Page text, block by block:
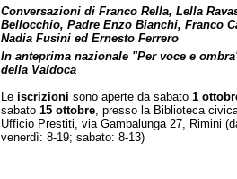
Conversazioni di Franco Rella, Lella
Bellocchio, Padre Enzo Bianchi, Franco
Nadia Fusini ed Ernesto Ferrero
In anteprima nazionale "Per voce e
della Valdoca
Le iscrizioni sono aperte da sabato 1
sabato 15 ottobre, presso la Biblioteca
Ufficio Prestiti, via Gambalunga 27, Rimini
venerdì: 8-19; sabato: 8-13)